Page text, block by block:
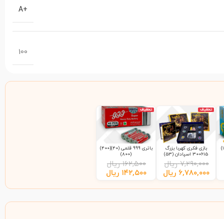
+A
100
تخفیف
بازی فکری کهربا بزرگ
300615 اسپادان (53)
۷,۲۹۰,۰۰۰ ریال
۶,۷۸۰,۰۰۰ ریال
تخفیف
باتری 999 قلمی (40)(400)
(800)
۱۶۲,۵۰۰ ریال
۱۴۲,۵۰۰ ریال